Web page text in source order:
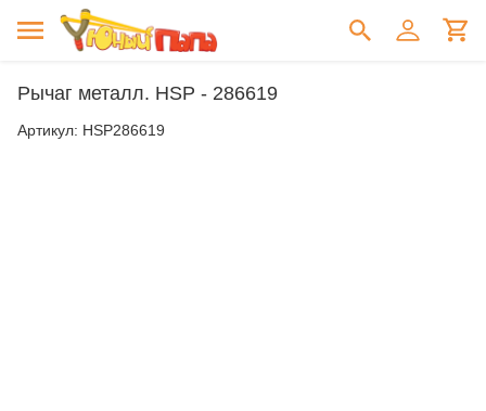
Рычаг металл. HSP - 286619
Артикул: HSP286619